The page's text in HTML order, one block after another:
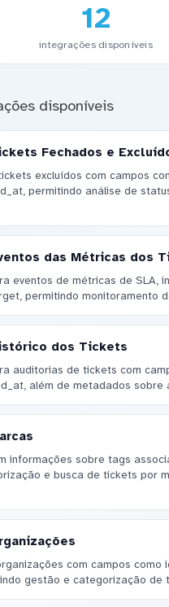
12
integrações disponíveis
disponíveis
Fechados e
excluídos com campos
permitindo análise de
das Métricas dos
eventos de métricas de SLA,
permitindo monitoramento
dos Tickets
auditorias de tickets com
além de metadados sobre
informações sobre tags
e busca de tickets por
com campos como
gestão e categorização de